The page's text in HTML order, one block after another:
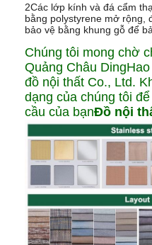
2Các lớp kính và đá cẩm
bằng polystyrene mở rộng,
bảo vệ bằng khung gỗ để
Chúng tôi mong chờ
Quảng Châu
đồ nội thất Co., Ltd.
dạng của chúng tôi
cầu của bạnĐồ nội